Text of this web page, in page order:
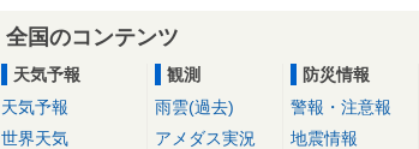
全国のコンテンツ
天気予報
天気予報
世界天気
観測
雨雲(過去)
アメダス実況
防災情報
警報・注意報
地震情報